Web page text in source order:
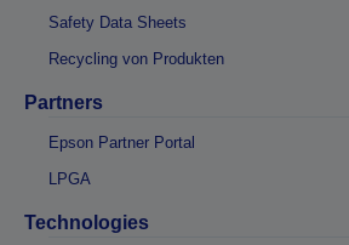
Safety Data Sheets
Recycling von Produkten
Partners
Epson Partner Portal
LPGA
Technologies